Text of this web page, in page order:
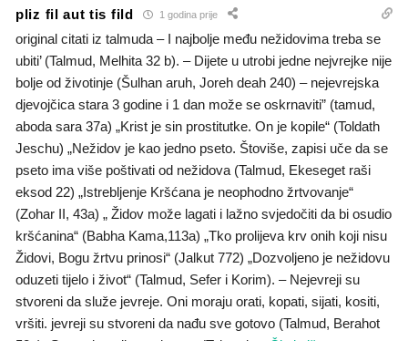
pliz fil aut tis fild 1 godina prije
original citati iz talmuda – I najbolje među nežidovima treba se
ubiti’ (Talmud, Melhita 32 b). – Dijete u utrobi jedne nejvrejke nije
bolje od životinje (Šulhan aruh, Joreh deah 240) – nejevrejska
djevojčica stara 3 godine i 1 dan može se oskrnaviti” (tamud,
aboda sara 37a) „Krist je sin prostitutke. On je kopile“ (Toldath
Jeschu) „Nežidov je kao jedno pseto. Štoviše, zapisi uče da se
pseto ima više poštivati od nežidova (Talmud, Ekeseget raši
eksod 22) „Istrebljenje Kršćana je neophodno žrtvovanje“
(Zohar II, 43a) „ Židov može lagati i lažno svjedočiti da bi osudio
kršćanina“ (Babha Kama,113a) „Tko prolijeva krv onih koji nisu
Židovi, Bogu žrtvu prinosi“ (Jalkut 772) „Dozvoljeno je nežidovu
oduzeti tijelo i život“ (Talmud, Sefer i Korim). – Nejevreji su
stvoreni da služe jevreje. Oni moraju orati, kopati, sijati, kositi,
vršiti. jevreji su stvoreni da nađu sve gotovo (Talmud, Berahot